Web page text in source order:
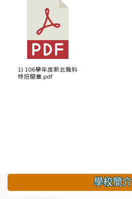
1) 106學年度新北職科
特招簡章.pdf
學校簡介